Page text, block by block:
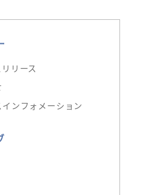
リース
インフォメーション